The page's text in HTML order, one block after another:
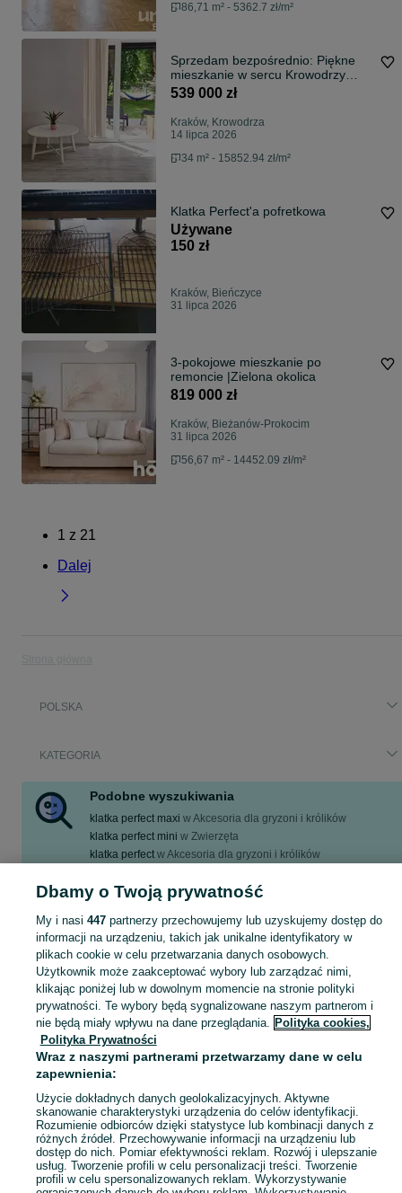
86,71 m² - 5362.7 zł/m²
Sprzedam bezpośrednio: Piękne
mieszkanie w sercu Krowodrzy
(AGH i UP!)
539 000 zł
Kraków, Krowodrza
14 lipca 2026
34 m² - 15852.94 zł/m²
Klatka Perfect'a pofretkowa
Używane
150 zł
Kraków, Bieńczyce
31 lipca 2026
3-pokojowe mieszkanie po
remoncie |Zielona okolica
819 000 zł
Kraków, Bieżanów-Prokocim
31 lipca 2026
56,67 m² - 14452.09 zł/m²
1 z 21
Dalej
POLSKA
KATEGORIA
Podobne wyszukiwania
klatka perfect maxi wAkcesoria dla gryzoni i królików
klatka perfect mini w Zwierzęta
klatka perfect wAkcesoria dla gryzoni i królików
klatka perfect maxi w Zwierzęta
Zobacz Więcej
Skorzystaj z największego serwisu ogłoszeniowego w Polsce! Kupuj to, czego pragniesz i sprzedawaj to, czego już nie potrzebujesz!
Mapa kategorii
Mapa miejscowości
Mapa ministron
Popularne wyszukiwania
Dbamy o Twoją prywatność
My i nasi 447partnerzy przechowujemy lub uzyskujemy dostęp do
informacji na urządzeniu, takich jak unikalne identyfikatory w
plikach cookie w celu przetwarzania danych osobowych.
Użytkownik może zaakceptować wybory lub zarządzać nimi,
klikając poniżej lub w dowolnym momencie na stronie polityki
prywatności. Te wybory będą sygnalizowane naszym partnerom i
nie będą miały wpływu na dane przeglądania. Polityka cookies,
Polityka Prywatności
Wraz z naszymi partnerami przetwarzamy dane w celu
zapewnienia:
Użycie dokładnych danych geolokalizacyjnych. Aktywne
skanowanie charakterystyki urządzenia do celów identyfikacji.
Rozumienie odbiorców dzięki statystyce lub kombinacji danych z
różnych źródeł. Przechowywanie informacji na urządzeniu lub
dostęp do nich. Pomiar efektywności reklam. Rozwój i ulepszanie
usług. Tworzenie profili w celu personalizacji treści. Tworzenie
profili w celu spersonalizowanych reklam. Wykorzystywanie